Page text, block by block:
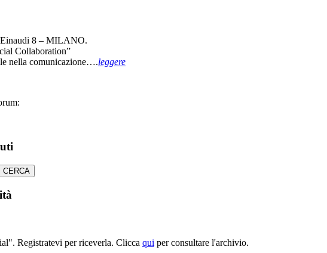
Einaudi 8 – MILANO.
Collaboration”
nella comunicazione….leggere
Registratevi per riceverla. Clicca qui per consultare l'archivio.